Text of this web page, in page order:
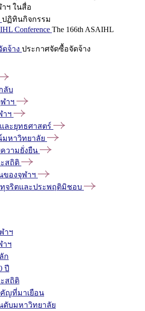
าฯ ในสื่อ
ปฏิทินกิจกรรม
Conference The 166th ASAIHL
จ้าง ประกาศจัดซื้อจัดจ้าง
ลับ
าฯ
าฯ
ละยุทธศาสตร์
หาวิทยาลัย
วามยั่งยืน
สถิติ
ของจุฬาฯ
ทุจริตและประพฤติมิชอบ
าฯ
าฯ
ก
ปี
สถิติ
ญที่มาเยือน
ดับมหาวิทยาลัย